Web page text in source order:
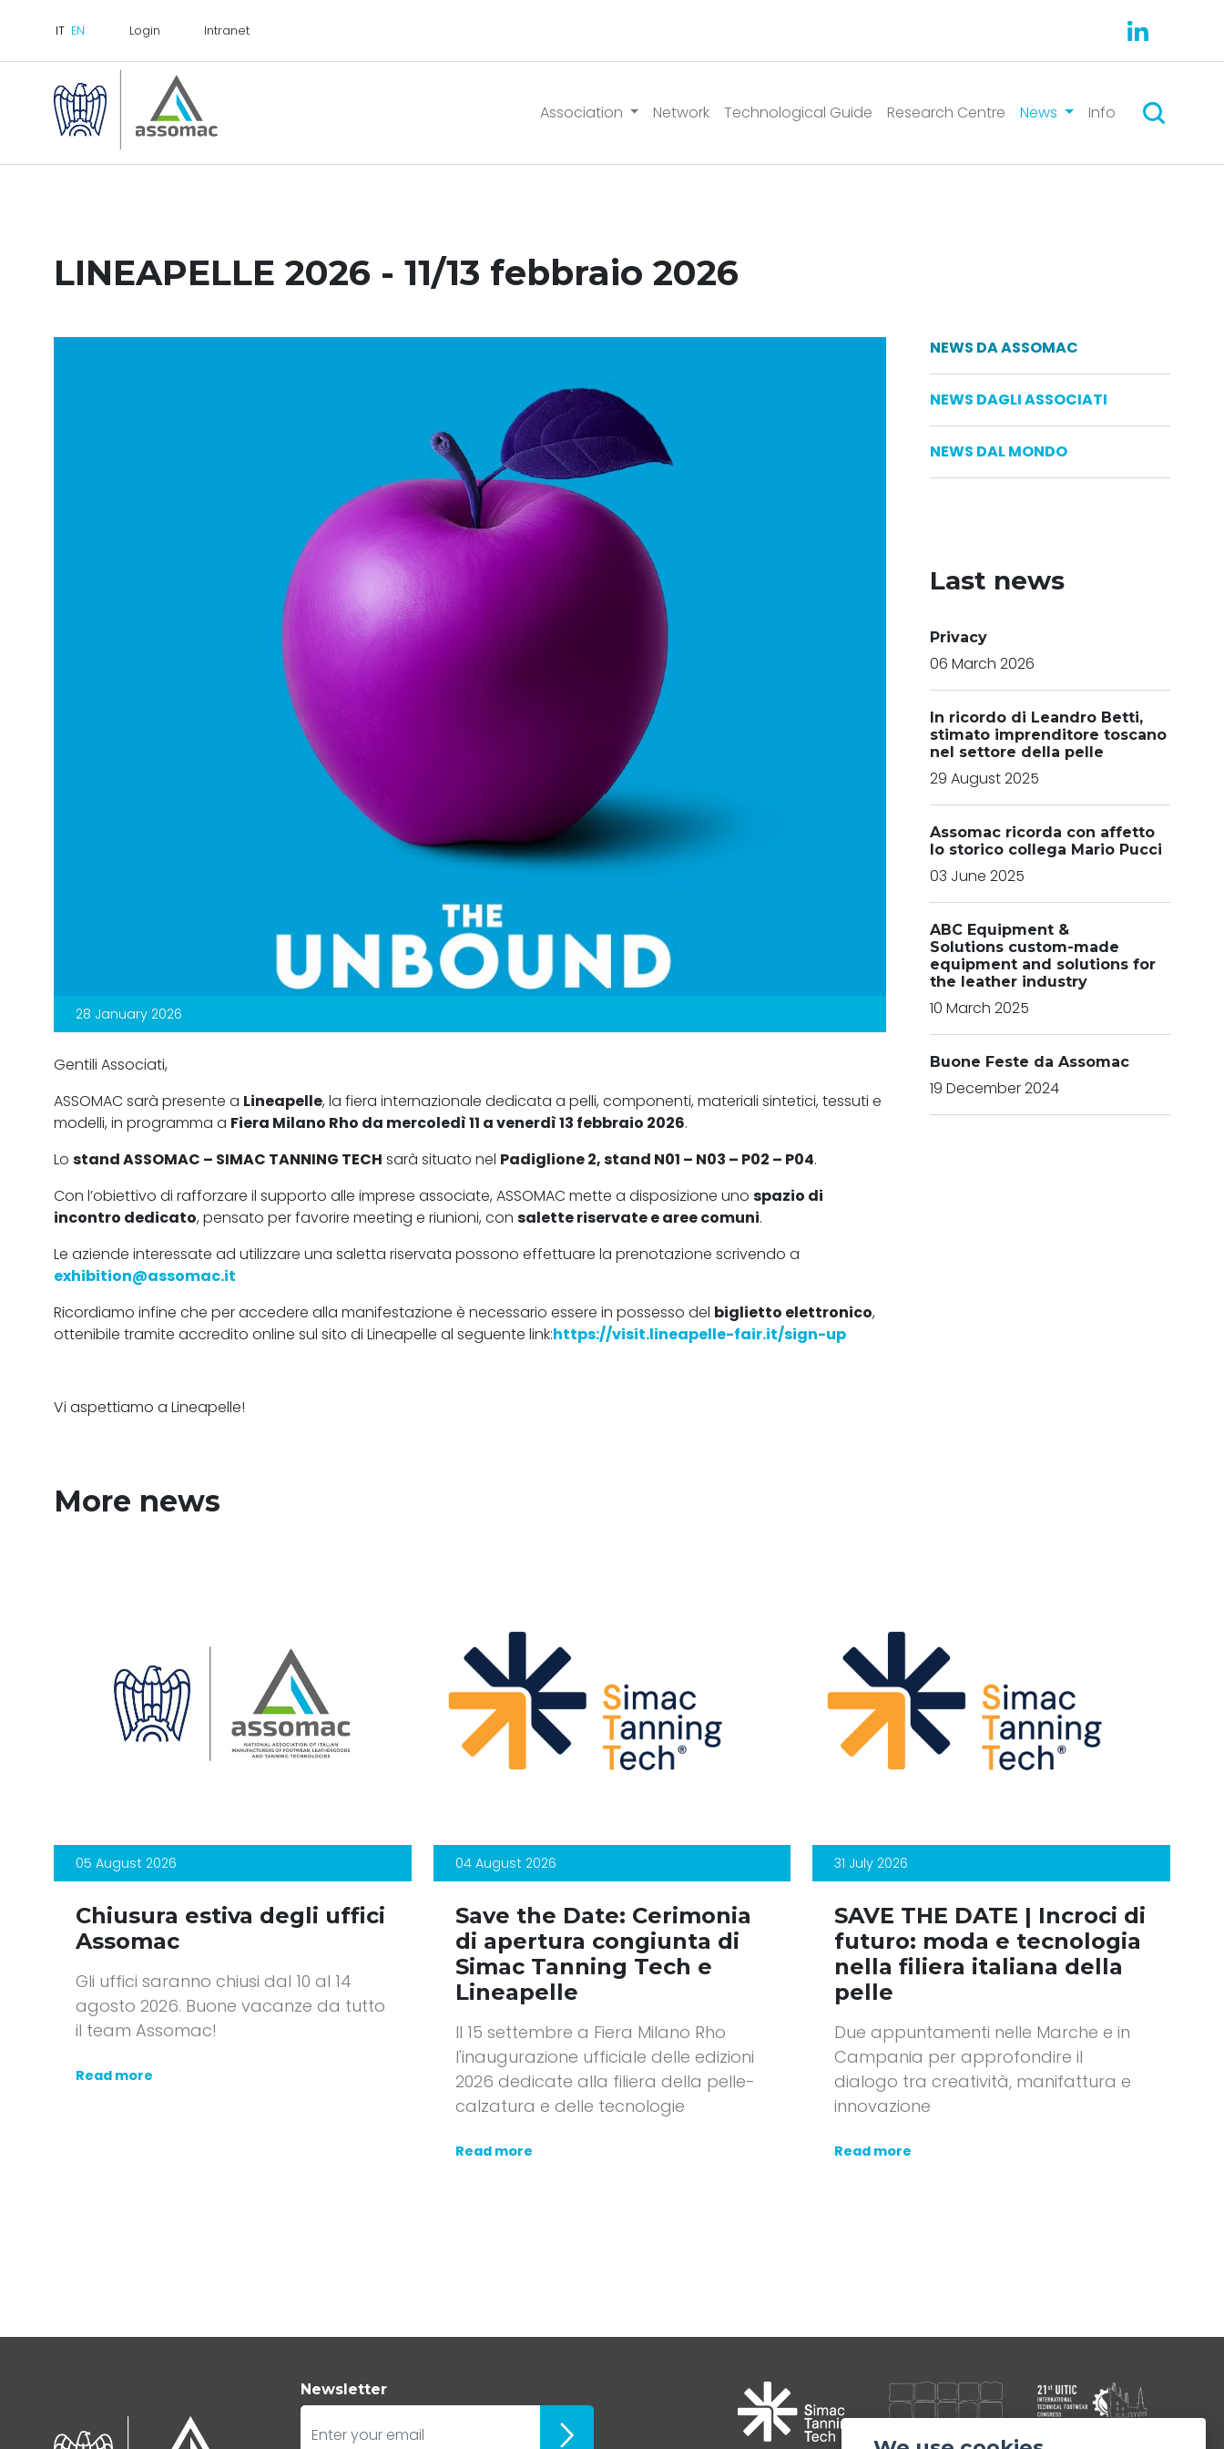
Login Intranet
Association Network Technological Guide Research Centre News Info Search
LINEAPELLE 2026 - 11/13 febbraio 2026
28 January 2026
Gentili Associati,
ASSOMAC sarà presente a Lineapelle, la fiera internazionale dedicata a pelli, componenti, materiali sintetici, tessuti e
modelli, in programma a Fiera Milano Rho da mercoledì 11 a venerdì 13 febbraio 2026.
Lo stand ASSOMAC – SIMAC TANNING TECH sarà situato nel Padiglione 2, stand N01 – N03 – P02 – P04.
Con l’obiettivo di rafforzare il supporto alle imprese associate, ASSOMAC mette a disposizione uno spazio di
incontro dedicato, pensato per favorire meeting e riunioni, con salette riservate e aree comuni.
Le aziende interessate ad utilizzare una saletta riservata possono effettuare la prenotazione scrivendo a
exhibition@assomac.it
Ricordiamo infine che per accedere alla manifestazione è necessario essere in possesso del biglietto elettronico,
ottenibile tramite accredito online sul sito di Lineapelle al seguente link:https://visit.lineapelle-fair.it/sign-up
Vi aspettiamo a Lineapelle!
NEWS DA ASSOMAC
NEWS DAGLI ASSOCIATI
NEWS DAL MONDO
Last news
Privacy
06 March 2026
In ricordo di Leandro Betti,
stimato imprenditore toscano
nel settore della pelle
29 August 2025
Assomac ricorda con affetto
lo storico collega Mario Pucci
03 June 2025
ABC Equipment &
Solutions custom-made
equipment and solutions for
the leather industry
10 March 2025
Buone Feste da Assomac
19 December 2024
More news
05 August 2026
Chiusura estiva degli uffici
Assomac
Gli uffici saranno chiusi dal 10 al 14
agosto 2026. Buone vacanze da tutto
il team Assomac!
Read more
04 August 2026
Save the Date: Cerimonia
di apertura congiunta di
Simac Tanning Tech e
Lineapelle
Il 15 settembre a Fiera Milano Rho
l'inaugurazione ufficiale delle edizioni
2026 dedicate alla filiera della pelle-
calzatura e delle tecnologie
Read more
31 July 2026
SAVE THE DATE | Incroci di
futuro: moda e tecnologia
nella filiera italiana della
pelle
Due appuntamenti nelle Marche e in
Campania per approfondire il
dialogo tra creatività, manifattura e
innovazione
Read more
Newsletter
E-mail
ubscribe